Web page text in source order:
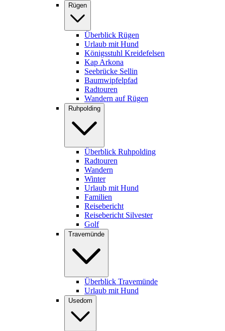
Rügen
Überblick Rügen
Urlaub mit Hund
Königsstuhl Kreidefelsen
Kap Arkona
Seebrücke Sellin
Baumwipfelpfad
Radtouren
Wandern auf Rügen
Ruhpolding
Überblick Ruhpolding
Radtouren
Wandern
Winter
Urlaub mit Hund
Familien
Reisebericht
Reisebericht Silvester
Golf
Travemünde
Überblick Travemünde
Urlaub mit Hund
Usedom